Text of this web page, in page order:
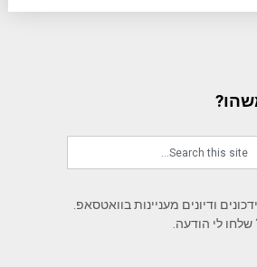
ודיונים מעניינות בוואטסאפ.
לי הודעה.